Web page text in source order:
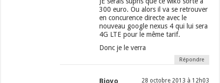
300 euro. Ou alors il va se retrouver
en concurence directe avec le
nouveau google nexus 4 qui lui sera
4G LTE pour le même tarif.
Donc je le verra
Répondre
Bioyo 28 octobre 2013 à 12h03